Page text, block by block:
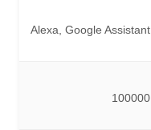
Alexa, Google Assistant
100000